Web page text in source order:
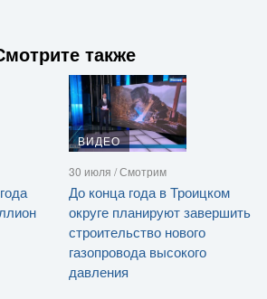
также
ВИДЕО
30 июля / Смотрим
До конца года в Троицком
округе планируют завершить
строительство нового
газопровода высокого
давления